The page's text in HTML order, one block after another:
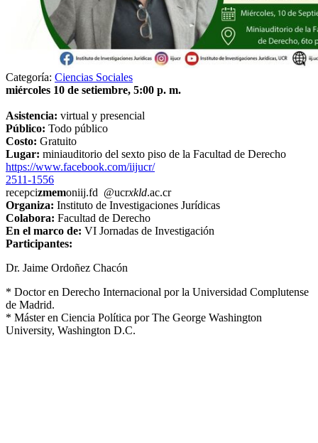
Categoría: Ciencias Sociales
miércoles 10 de setiembre, 5:00 p. m.
Asistencia: virtual y presencial
Público: Todo público
Costo: Gratuito
Lugar: miniauditorio del sexto piso de la Facultad de Derecho
https://www.facebook.com/iijucr/
2511-1556
recepcizmemoniij.fd @ucrxkld.ac.cr
Organiza: Instituto de Investigaciones Jurídicas
Colabora: Facultad de Derecho
En el marco de: VI Jornadas de Investigación
Participantes:
Dr. Jaime Ordoñez Chacón
* Doctor en Derecho Internacional por la Universidad Complutense
de Madrid.
* Máster en Ciencia Política por The George Washington
University, Washington D.C.